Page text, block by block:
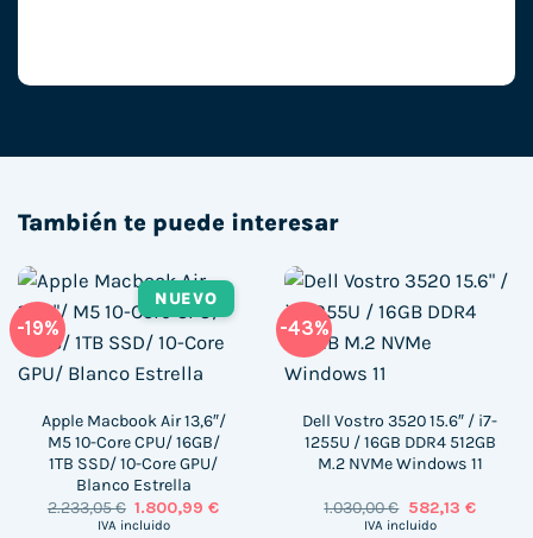
También te puede interesar
-19%
NUEVO
Apple Macbook Air 13,6″/
M5 10-Core CPU/ 16GB/
1TB SSD/ 10-Core GPU/
Blanco Estrella
2.233,05€ El
precio
1.800,99€El
IVA incluido
-43%
Dell Vostro 3520 15.6″ / i7-
1255U / 16GB DDR4 512GB
M.2 NVMe Windows 11
1.030,00€ El
precio
582,13 €El
IVA incluido